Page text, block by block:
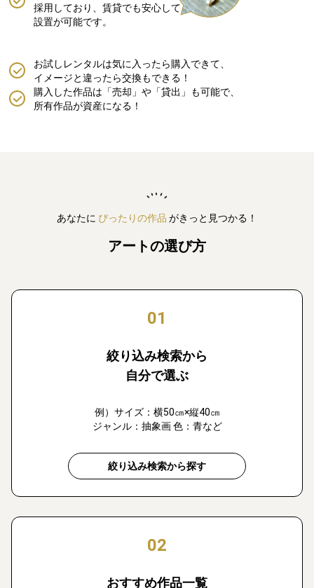
採用しており、賃貸でも安心して
設置が可能です。
購入した作品は「売却」や「貸出」も可能で、
所有作品が資産になる！
お試しレンタルは気に入ったら購入できて、
イメージと違ったら交換もできる！
あなたに ぴったりの作品 がきっと見つかる！
アートの選び方
01
絞り込み検索から
自分で選ぶ
例）サイズ：横50㎝×縦40㎝
ジャンル：抽象画 色：青など
絞り込み検索から探す
02
おすすめ作品一覧